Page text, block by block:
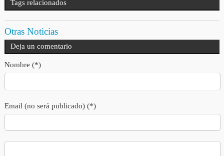
Tags relacionados
Otras Noticias
Deja un comentario
Nombre (*)
Email (no será publicado) (*)